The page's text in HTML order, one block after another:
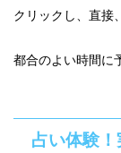
クリックし、直接
都合のよい時間に
占い体験